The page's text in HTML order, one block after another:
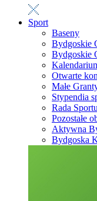
Sport
Baseny
Bydgoskie
Bydgoskie
Otwarte
Małe
Stypendia
Rada
Pozostałe
Aktywna
Bydgoska